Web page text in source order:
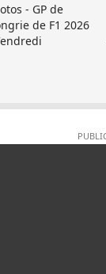
- GP de
de F1 2026